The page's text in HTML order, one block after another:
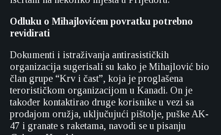
Odluku o Mihajlovićem povratku potrebno
revidirati
Dokumenti i istraživanja antirasističkih
organizacija sugerisali su kako je Mihajlović bio
član grupe “Krv i čast”, koja je proglašena
terorističkom organizacijom u Kanadi. On je
također kontaktirao druge korisnike u vezi sa
prodajom oružja, uključujući pištolje, puške AK-
47 i granate s raketama, navodi se u pisanju